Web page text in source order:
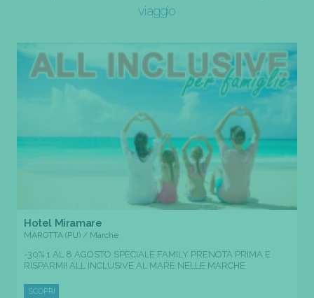
viaggio
Hotel Miramare
MAROTTA (PU) / Marche
-30% 1 AL 8 AGOSTO SPECIALE FAMILY PRENOTA PRIMA E
RISPARMI! ALL INCLUSIVE AL MARE NELLE MARCHE
SCOPRI